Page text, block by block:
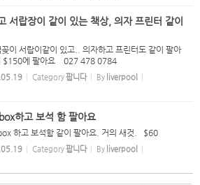
서랍장이 같이 있는 책상, 의자 프린터 같이
이 서랍이같이 있고.. 의자하고 프린터도 같이 팔아
$150에 팔아요 027 478 0784
Category팝니다 By liverpool
하고 보석 함 팔아요
하고 보석함 같이 팔아요. 거의 새것. $60
Category팝니다 By liverpool